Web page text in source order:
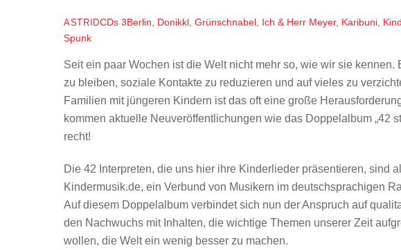
ASTRIDCDs 3Berlin Donikkl, Grünschnabel, Ich & Herr Meyer, Karibuni,
Spunk
Seit ein paar Wochen ist die Welt nicht mehr so, wie wir sie
zu bleiben, soziale Kontakte zu reduzieren und auf vieles zu
Familien mit jüngeren Kindern ist das oft eine große
kommen aktuelle Neuveröffentlichungen wie das Doppelalbum „42
recht!
Die 42 Interpreten, die uns hier ihre Kinderlieder präsentieren, sind
Kindermusik.de, ein Verbund von Musikern im deutschsprachigen
Auf diesem Doppelalbum verbindet sich nun der Anspruch auf
den Nachwuchs mit Inhalten, die wichtige Themen unserer Zeit
wollen, die Welt ein wenig besser zu machen.